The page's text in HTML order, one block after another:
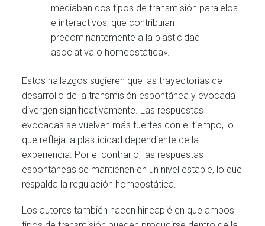
mediaban dos tipos de transmisión paralelos
e interactivos, que contribuían
predominantemente a la plasticidad
asociativa o homeostática».
Estos hallazgos sugieren que las trayectorias de
desarrollo de la transmisión espontánea y evocada
divergen significativamente. Las respuestas
evocadas se vuelven más fuertes con el tiempo, lo
que refleja la plasticidad dependiente de la
experiencia. Por el contrario, las respuestas
espontáneas se mantienen en un nivel estable, lo que
respalda la regulación homeostática.
Los autores también hacen hincapié en que ambos